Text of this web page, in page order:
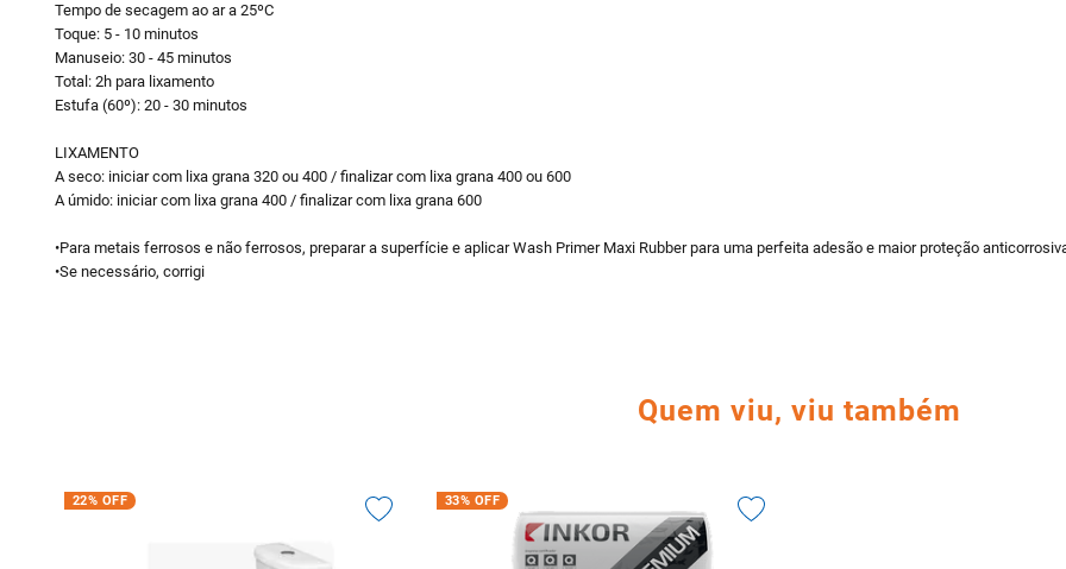
Tempo de secagem ao ar a 25ºC
Toque: 5 - 10 minutos
Manuseio: 30 - 45 minutos
Total: 2h para lixamento
Estufa (60º): 20 - 30 minutos
LIXAMENTO
A seco: iniciar com lixa grana 320 ou 400 / finalizar com lixa grana 400 ou 600
A úmido: iniciar com lixa grana 400 / finalizar com lixa grana 600
•Para metais ferrosos e não ferrosos, preparar a superfície e aplicar Wash Primer Maxi Rubber para uma perfeita adesão e maior proteção
•Se necessário, corrigi
Quem viu, viu também
22% OFF 33% OFF